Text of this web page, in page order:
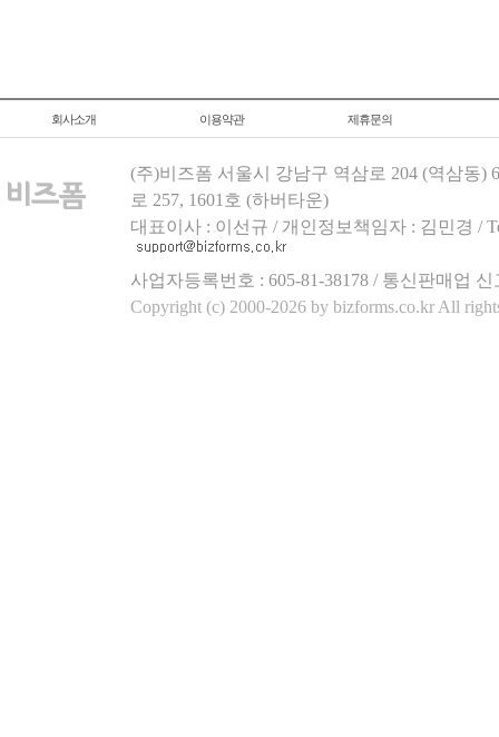
회사소개 이용약관 제휴문의
(주)비즈폼 서울시 강남구 역삼로 204 (역삼동)
로 257, 1601호 (하버타운)
대표이사 : 이선규 / 개인정보책임자 : 김민경 /
사업자등록번호 : 605-81-38178 / 통신판매업
Copyright (c) 2000-2026 by bizforms.co.kr All